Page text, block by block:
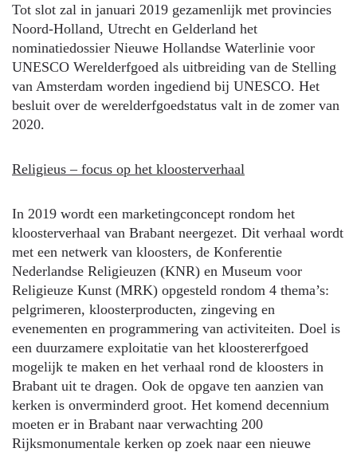
Tot slot zal in januari 2019 gezamenlijk met provincies
Noord-Holland, Utrecht en Gelderland het
nominatiedossier Nieuwe Hollandse Waterlinie voor
UNESCO Werelderfgoed als uitbreiding van de Stelling
van Amsterdam worden ingediend bij UNESCO. Het
besluit over de werelderfgoedstatus valt in de zomer van
2020.
Religieus – focus op het kloosterverhaal
In 2019 wordt een marketingconcept rondom het
kloosterverhaal van Brabant neergezet. Dit verhaal wordt
met een netwerk van kloosters, de Konferentie
Nederlandse Religieuzen (KNR) en Museum voor
Religieuze Kunst (MRK) opgesteld rondom 4 thema’s:
pelgrimeren, kloosterproducten, zingeving en
evenementen en programmering van activiteiten. Doel is
een duurzamere exploitatie van het kloostererfgoed
mogelijk te maken en het verhaal rond de kloosters in
Brabant uit te dragen. Ook de opgave ten aanzien van
kerken is onverminderd groot. Het komend decennium
moeten er in Brabant naar verwachting 200
Rijksmonumentale kerken op zoek naar een nieuwe